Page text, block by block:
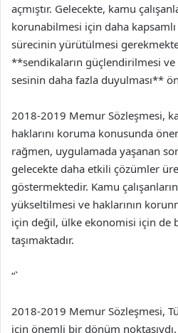
açmıştır. Gelecekte, kamu
korunabilmesi için daha
sürecinin yürütülmesi
**sendikaların güçlendirilmesi ve
sesinin daha fazla duyulması**
2018-2019 Memur Sözleşmesi,
haklarını koruma konusunda
rağmen, uygulamada yaşanan
gelecekte daha etkili çözümler
göstermektedir. Kamu
yükseltilmesi ve haklarının
için değil, ülke ekonomisi için de
taşımaktadır.
“`
2018-2019 Memur Sözleşmesi,
için önemli bir dönüm